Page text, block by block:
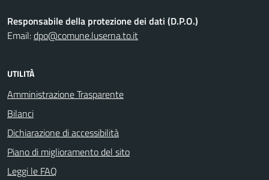
Responsabile della protezione dei dati (D.P.O.)
Email:dpo@comune.luserna.to.it
UTILITÀ
Amministrazione Trasparente
Bilanci
Dichiarazione di accessibilità
Piano di miglioramento del sito
Leggi le FAQ